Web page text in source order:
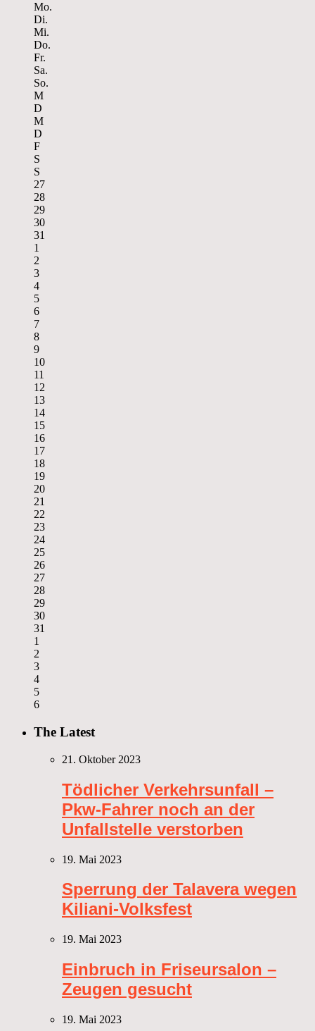
Mo.
Di.
Mi.
Do.
Fr.
Sa.
So.
M
D
M
D
F
S
S
27
28
29
30
31
1
2
3
4
5
6
7
8
9
10
11
12
13
14
15
16
17
18
19
20
21
22
23
24
25
26
27
28
29
30
31
1
2
3
4
5
6
The Latest
21. Oktober 2023
Tödlicher Verkehrsunfall –
Pkw-Fahrer noch an der
Unfallstelle verstorben
19. Mai 2023
Sperrung der Talavera wegen
Kiliani-Volksfest
19. Mai 2023
Einbruch in Friseursalon –
Zeugen gesucht
19. Mai 2023